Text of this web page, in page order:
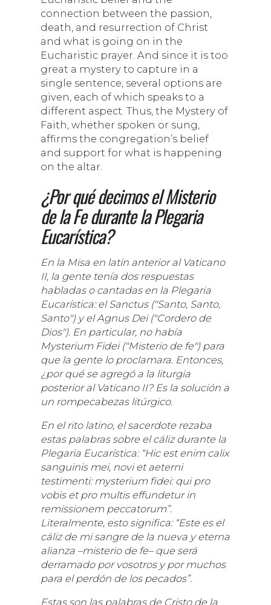
connection between the passion,
death, and resurrection of Christ
and what is going on in the
Eucharistic prayer. And since it is too
great a mystery to capture in a
single sentence, several options are
given, each of which speaks to a
different aspect. Thus, the Mystery of
Faith, whether spoken or sung,
affirms the congregation’s belief
and support for what is happening
on the altar.
¿Por qué decimos el Misterio
de la Fe durante la Plegaria
Eucarística?
En la Misa en latín anterior al Vaticano
II, la gente tenía dos respuestas
habladas o cantadas en la Plegaria
Eucarística: el Sanctus ("Santo, Santo,
Santo") y el Agnus Dei ("Cordero de
Dios"). En particular, no había
Mysterium Fidei ("Misterio de fe") para
que la gente lo proclamara. Entonces,
¿por qué se agregó a la liturgia
posterior al Vaticano II? Es la solución a
un rompecabezas litúrgico.
En el rito latino, el sacerdote rezaba
estas palabras sobre el cáliz durante la
Plegaria Eucarística: “Hic est enim calix
sanguinis mei, novi et aeterni
testimenti: mysterium fidei: qui pro
vobis et pro multis effundetur in
remissionem peccatorum”.
Literalmente, esto significa: “Este es el
cáliz de mi sangre de la nueva y eterna
alianza –misterio de fe– que será
derramado por vosotros y por muchos
para el perdón de los pecados”.
Estas son las palabras de Cristo de la